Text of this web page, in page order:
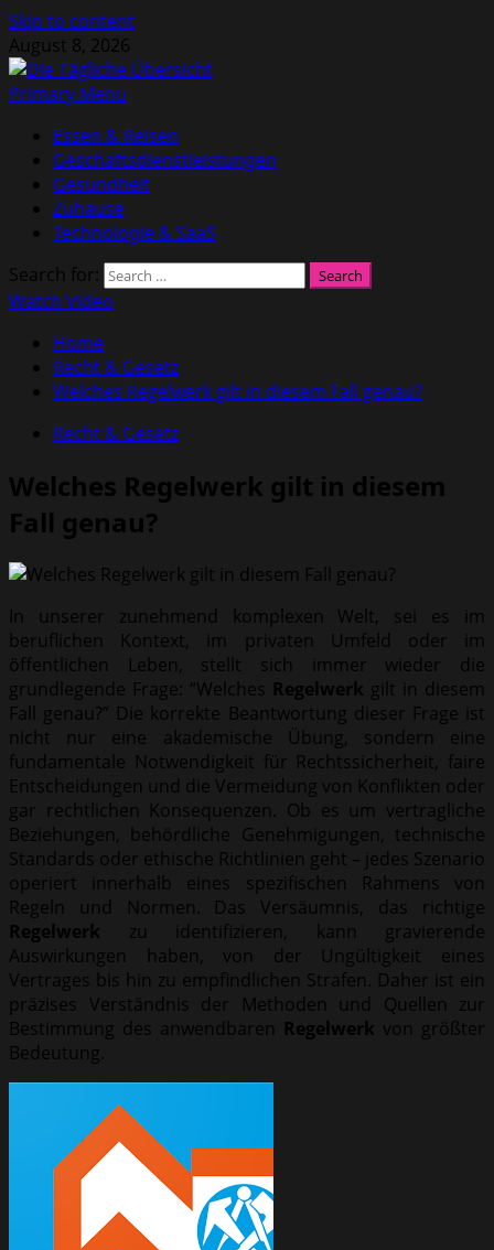
Skip to content
August 8, 2026
Primary Menu
Essen & Reisen
Geschäftsdienstleistungen
Gesundheit
Zuhause
Technologie & SaaS
Search for:
Watch Video
Home
Recht & Gesetz
Welches Regelwerk gilt in diesem Fall genau?
Recht & Gesetz
Welches Regelwerk gilt in diesem
Fall genau?
In unserer zunehmend komplexen Welt, sei es im
beruflichen Kontext, im privaten Umfeld oder im
öffentlichen Leben, stellt sich immer wieder die
grundlegende Frage: “Welches Regelwerk gilt in diesem
Fall genau?” Die korrekte Beantwortung dieser Frage ist
nicht nur eine akademische Übung, sondern eine
fundamentale Notwendigkeit für Rechtssicherheit, faire
Entscheidungen und die Vermeidung von Konflikten oder
gar rechtlichen Konsequenzen. Ob es um vertragliche
Beziehungen, behördliche Genehmigungen, technische
Standards oder ethische Richtlinien geht – jedes Szenario
operiert innerhalb eines spezifischen Rahmens von
Regeln und Normen. Das Versäumnis, das richtige
Regelwerk zu identifizieren, kann gravierende
Auswirkungen haben, von der Ungültigkeit eines
Vertrages bis hin zu empfindlichen Strafen. Daher ist ein
präzises Verständnis der Methoden und Quellen zur
Bestimmung des anwendbaren Regelwerk von größter
Bedeutung.